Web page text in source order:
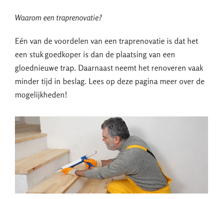
Waarom een traprenovatie?
Eén van de voordelen van een traprenovatie is dat het
een stuk goedkoper is dan de plaatsing van een
gloednieuwe trap. Daarnaast neemt het renoveren vaak
minder tijd in beslag. Lees op deze pagina meer over de
mogelijkheden!